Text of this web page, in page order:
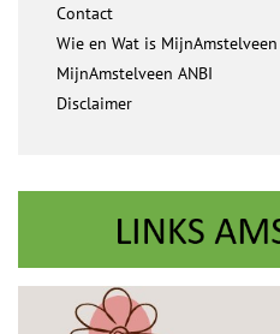
Contact
Wie en Wat is MijnAmstelveen
MijnAmstelveen ANBI
Disclaimer